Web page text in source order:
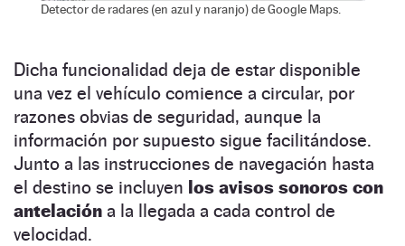
Detector de radares (en azul y naranjo) de Google Maps.
Dicha funcionalidad deja de estar disponible
una vez el vehículo comience a circular, por
razones obvias de seguridad, aunque la
información por supuesto sigue facilitándose.
Junto a las instrucciones de navegación hasta
el destino se incluyen los avisos sonoros con
antelación a la llegada a cada control de
velocidad.